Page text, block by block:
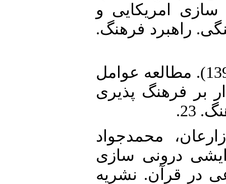
امریکایی و
راهبرد فرهنگ.
9. تقی یاره، فاطمه (1392). مطالعه عوامل
بر فرهنگ پذیری
23.
محمدجواد
درونی سازی
در قرآن. نشریه